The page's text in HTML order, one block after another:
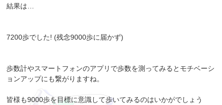
結果は…
7200歩でした! (残念9000歩に届かず)
歩数計やスマートフォンのアプリで歩数を測ってみるとモチベーシ
ョンアップにも繋がりますね。
皆様も9000歩を目標に意識して歩いてみるのはいかがでしょう